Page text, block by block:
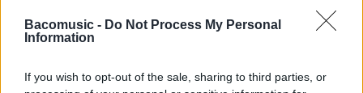
Bacomusic - Do Not Process My Personal
Information
If you wish to opt-out of the sale, sharing to third parties, or